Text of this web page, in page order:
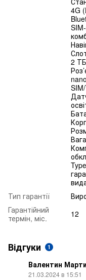
4G
2 ТБ
Тип гарантії
Гарантійний
термін, міс.
12
Відгуки 1
Валентин
21.03.2024 в 15:51